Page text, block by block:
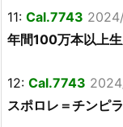
11: Cal.7743
年間100万本以上
12: Cal.7743
スポロレ＝チンピ